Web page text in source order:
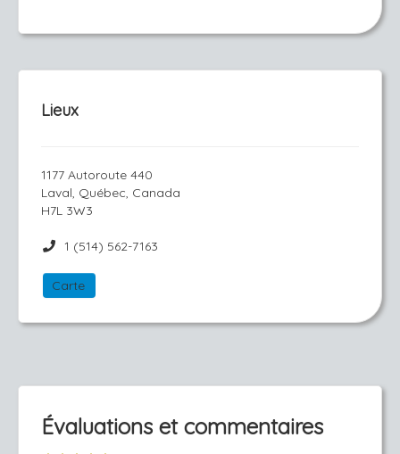
Lieux
1177 Autoroute 440
Laval, Québec, Canada
H7L 3W3
1 (514) 562-7163
Carte
Évaluations et commentaires